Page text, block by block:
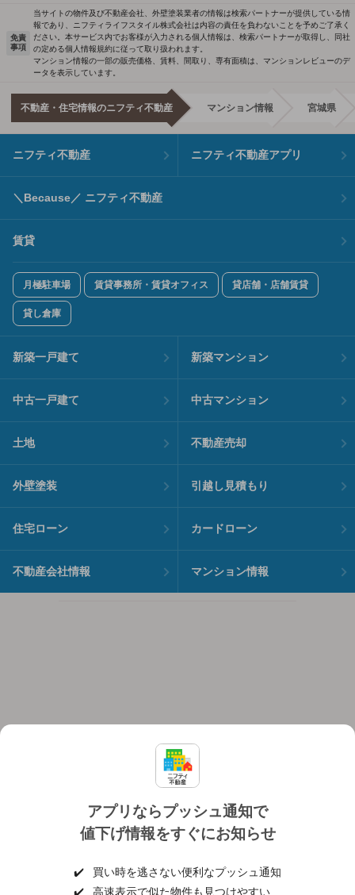
アプリならプッシュ通知で
値下げ情報をすぐにお知らせ
✔️
買い時を逃さない便利なプッシュ通知
✔️
高速表示で似た物件も見つけやすい
免責
事項
当サイトの物件及び不動産会社、外壁塗装業者の情報は検索パートナーが提供している情
報であり、ニフティライフスタイル株式会社は内容の責任を負わないことを予めご了承く
ださい。本サービス内でお客様が入力される個人情報は、検索パートナーが取得し、同社
の定める個人情報規約に従って取り扱われます。
マンション情報の一部の販売価格、賃料、間取り、専有面積は、マンションレビューのデ
ータを表示しています。
不動産・住宅情報のニフティ不動産 マンション情報 宮城県
ニフティ不動産 ニフティ不動産アプリ
＼Because／ ニフティ不動産
賃貸
月極駐車場 賃貸事務所・賃貸オフィス 貸店舗・店舗賃貸
貸し倉庫
新築一戸建て 新築マンション
中古一戸建て 中古マンション
土地 不動産売却
外壁塗装 引越し見積もり
住宅ローン カードローン
不動産会社情報 マンション情報
個人情報保護ポリシー 利用規約
ヘルプ・お問い合わせ 採用情報